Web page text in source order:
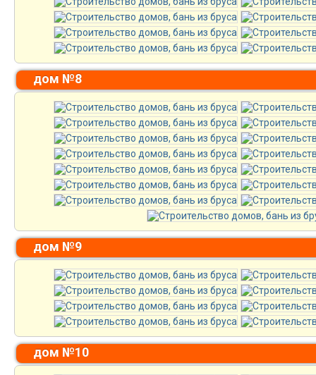
дом №8
дом №9
дом №10